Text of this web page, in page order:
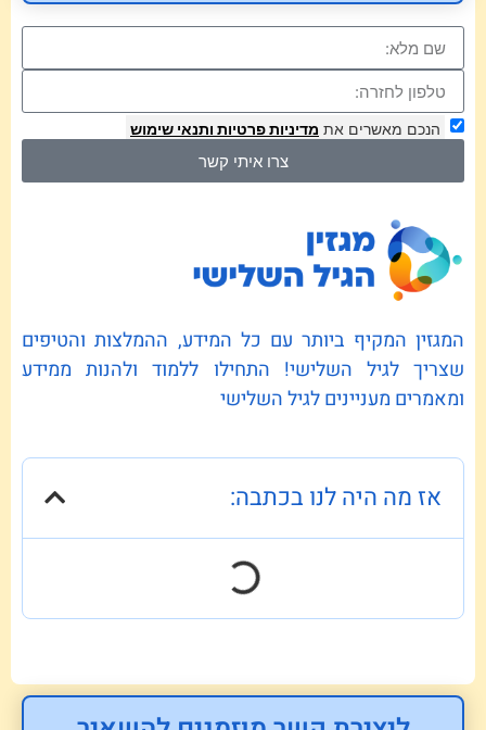
הנכם מאשרים את מדיניות פרטיות ותנאי שימוש
צרו איתי קשר
המגזין המקיף ביותר עם כל המידע, ההמלצות והטיפים
שצריך לגיל השלישי! התחילו ללמוד ולהנות ממידע
ומאמרים מעניינים לגיל השלישי
אז מה היה לנו בכתבה: